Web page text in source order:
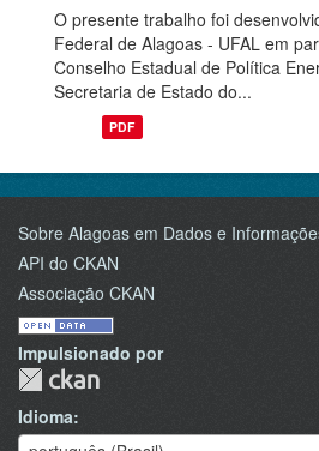
O presente trabalho foi
Federal de Alagoas - UFAL em
Conselho Estadual de Política
Secretaria de Estado do...
PDF
Sobre Alagoas em Dados e
API do CKAN
Associação CKAN
Impulsionado por
Idioma
Idioma